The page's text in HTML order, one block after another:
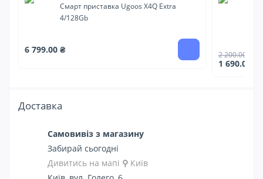
Смарт приставка Ugoos X4Q Extra
4/128Gb
6 799.00 ₴ 2 200.00 ₴
1 690.00 ₴
Доставка
Самовивіз з магазину
Забирай сьогодні
Дивитись на мапі ⚲ Київ